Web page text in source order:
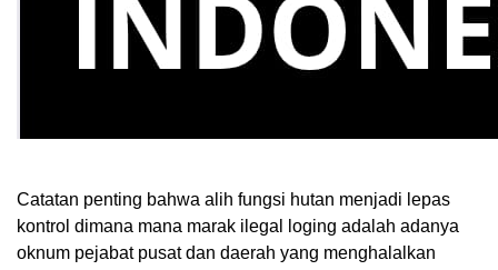
Catatan penting bahwa alih fungsi hutan menjadi lepas
kontrol dimana mana marak ilegal loging adalah adanya
oknum pejabat pusat dan daerah yang menghalalkan